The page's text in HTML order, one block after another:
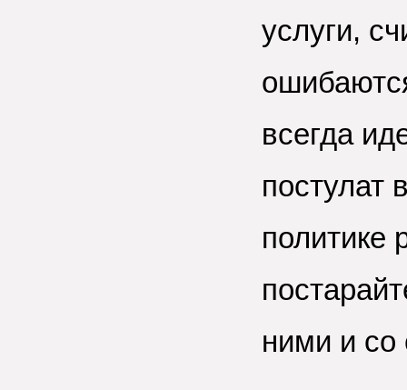
услуги,
всегда
постулат
политике
ними и со